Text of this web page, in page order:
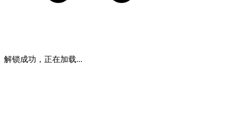
解锁成功，正在加载...